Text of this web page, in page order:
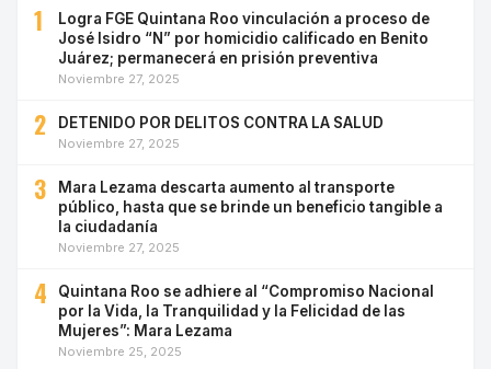
1
Logra FGE Quintana Roo vinculación a proceso de
José Isidro “N” por homicidio calificado en Benito
Juárez; permanecerá en prisión preventiva
Noviembre 27, 2025
2 DETENIDO POR DELITOS CONTRA LA SALUD
Noviembre 27, 2025
3
Mara Lezama descarta aumento al transporte
público, hasta que se brinde un beneficio tangible a
la ciudadanía
Noviembre 27, 2025
4
Quintana Roo se adhiere al “Compromiso Nacional
por la Vida, la Tranquilidad y la Felicidad de las
Mujeres”: Mara Lezama
Noviembre 25, 2025